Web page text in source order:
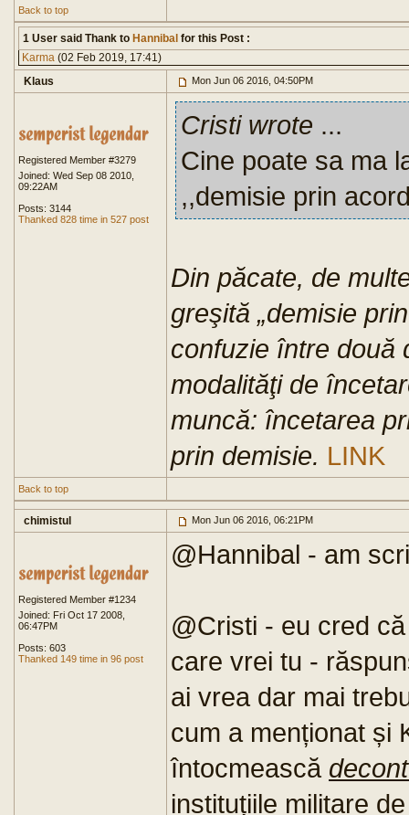
Back to top
1 User said Thank to Hannibal for this Post :
Karma (02 Feb 2019, 17:41)
Klaus
Mon Jun 06 2016, 04:50PM
Registered Member #3279
Joined: Wed Sep 08 2010,
09:22AM
Posts: 3144
Thanked 828 time in 527 post
Cristi wrote ...
Cine poate sa ma
,,demisie prin
Din păcate, de
greşită „demisie
confuzie între două
modalităţi de
muncă: încetarea
prin demisie. LINK
Back to top
chimistul Mon Jun 06 2016, 06:21PM
Registered Member #1234
Joined: Fri Oct 17 2008,
06:47PM
Posts: 603
Thanked 149 time in 96 post
@Hannibal - am
@Cristi - eu cred
care vrei tu -
ai vrea dar mai
cum a menționat și
întocmească
instituțiile militare